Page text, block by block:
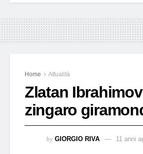
Home Attualità
Zlatan
zingaro
by GIORGIO RIVA 11 anni